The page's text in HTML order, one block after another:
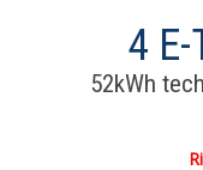
4
52kWh